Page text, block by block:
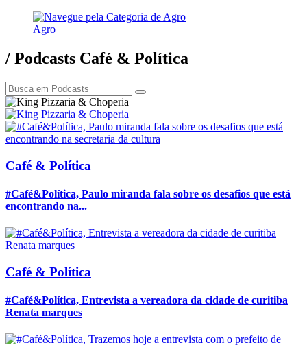
Agro
/ Podcasts Café & Política
Café & Política
#Café&Política, Paulo miranda fala sobre os desafios que está
encontrando na...
Café & Política
#Café&Política, Entrevista a vereadora da cidade de curitiba
Renata marques